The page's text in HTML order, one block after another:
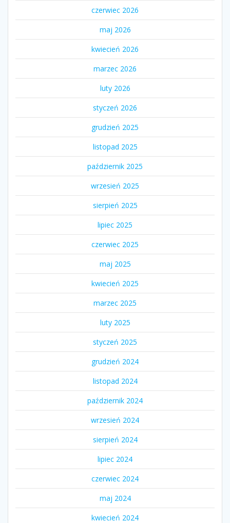
czerwiec 2026
maj 2026
kwiecień 2026
marzec 2026
luty 2026
styczeń 2026
grudzień 2025
listopad 2025
październik 2025
wrzesień 2025
sierpień 2025
lipiec 2025
czerwiec 2025
maj 2025
kwiecień 2025
marzec 2025
luty 2025
styczeń 2025
grudzień 2024
listopad 2024
październik 2024
wrzesień 2024
sierpień 2024
lipiec 2024
czerwiec 2024
maj 2024
kwiecień 2024